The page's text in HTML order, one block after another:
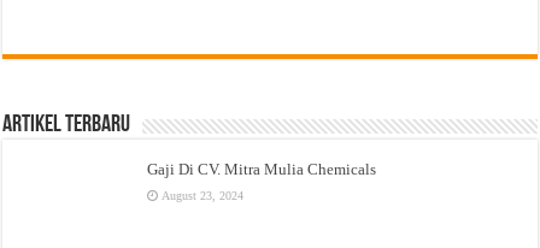
Artikel Terbaru
Gaji Di CV. Mitra Mulia Chemicals
August 23, 2024